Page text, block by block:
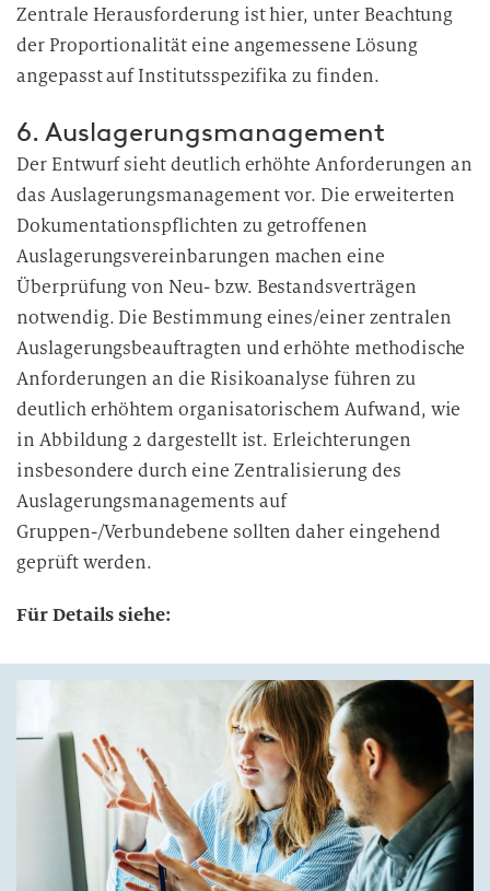
Zentrale Herausforderung ist hier, unter Beachtung
der Proportionalität eine angemessene Lösung
angepasst auf Institutsspezifika zu finden.
6. Auslagerungsmanagement
Der Entwurf sieht deutlich erhöhte Anforderungen an
das Auslagerungsmanagement vor. Die erweiterten
Dokumentationspflichten zu getroffenen
Auslagerungsvereinbarungen machen eine
Überprüfung von Neu- bzw. Bestandsverträgen
notwendig. Die Bestimmung eines/einer zentralen
Auslagerungsbeauftragten und erhöhte methodische
Anforderungen an die Risikoanalyse führen zu
deutlich erhöhtem organisatorischem Aufwand, wie
in Abbildung 2 dargestellt ist. Erleichterungen
insbesondere durch eine Zentralisierung des
Auslagerungsmanagements auf
Gruppen-/Verbundebene sollten daher eingehend
geprüft werden.
Für Details siehe: